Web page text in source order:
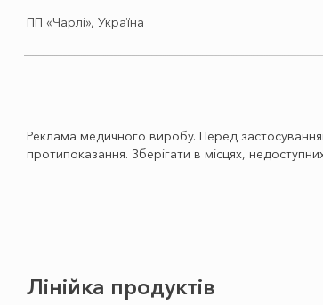
ПП «Чарлі», Україна
Реклама медичного виробу. Перед
протипоказання. Зберігати в місцях,
Лінійка продуктів